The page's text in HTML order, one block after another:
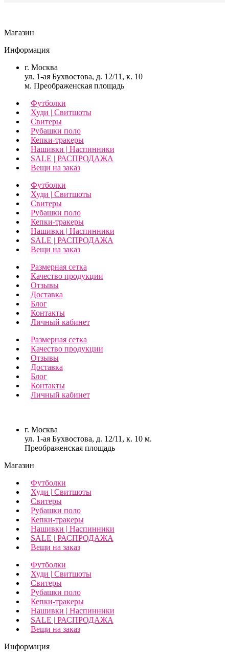
Магазин
Информация
г. Москва
ул. 1-ая Бухвостова, д. 12/11, к. 10
м. Преображенская площадь
Футболки
Худи | Свитшоты
Свитеры
Рубашки поло
Кепки-тракеры
Нашивки | Наспинники
SALE | РАСПРОДАЖА
Вещи на заказ
Футболки
Худи | Свитшоты
Свитеры
Рубашки поло
Кепки-тракеры
Нашивки | Наспинники
SALE | РАСПРОДАЖА
Вещи на заказ
Размерная сетка
Качество продукции
Отзывы
Доставка
Блог
Контакты
Личный кабинет
Размерная сетка
Качество продукции
Отзывы
Доставка
Блог
Контакты
Личный кабинет
г. Москва
ул. 1-ая Бухвостова, д. 12/11, к. 10 м.
Преображенская площадь
Магазин
Футболки
Худи | Свитшоты
Свитеры
Рубашки поло
Кепки-тракеры
Нашивки | Наспинники
SALE | РАСПРОДАЖА
Вещи на заказ
Футболки
Худи | Свитшоты
Свитеры
Рубашки поло
Кепки-тракеры
Нашивки | Наспинники
SALE | РАСПРОДАЖА
Вещи на заказ
Информация